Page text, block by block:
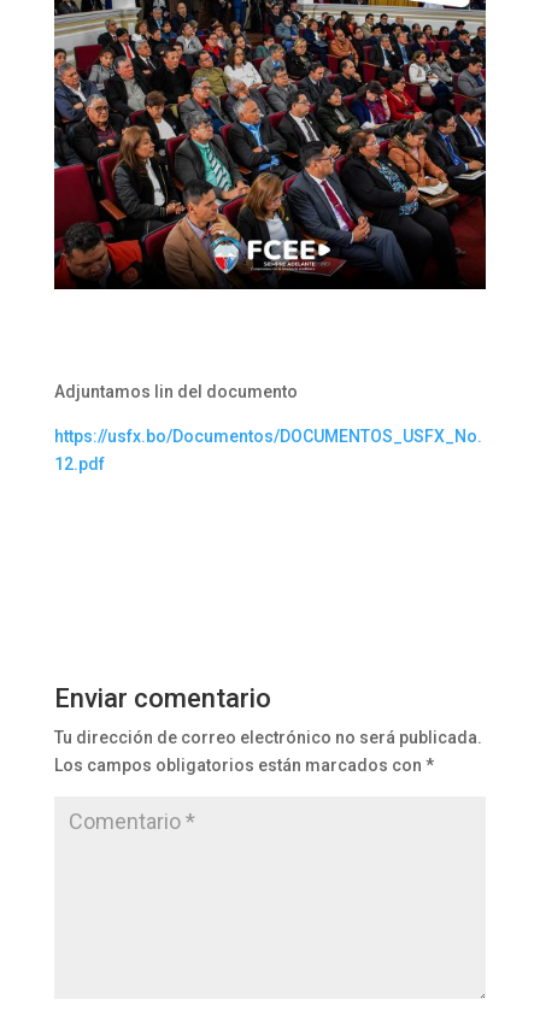
Adjuntamos lin del documento
https://usfx.bo/Documentos/DOCUMENTOS_USFX_No.
12.pdf
Enviar comentario
Tu dirección de correo electrónico no será publicada.
Los campos obligatorios están marcados con *